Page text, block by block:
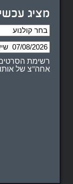
מציג
רשימת
אחה"צ של